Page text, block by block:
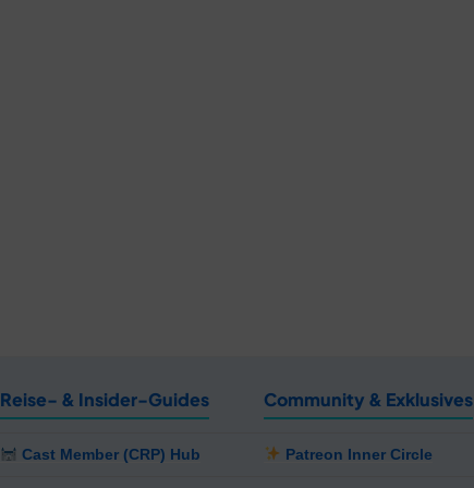
Reise- & Insider-Guides
Cast Member (CRP) Hub
Community & Exklusives
Patreon Inner Circle